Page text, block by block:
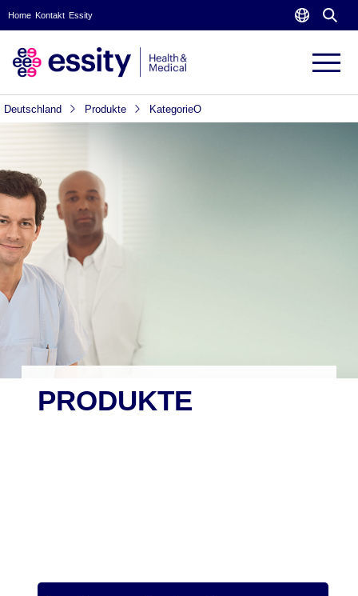
Home Kontakt Essity
Deutschland Produkte KategorieO
PRODUKTE